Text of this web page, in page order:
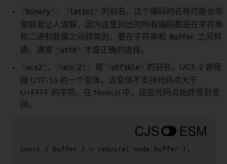
'binary' ： 'latin1'
的别名。这个编码的名称可能会非
常容易让人误解，因为这里列出的所有编码都是在字符串
和二进制数据之间转换的。要在字符串和
Buffer 之间转
换，通常
'utf8' 才是正确的选择。
'ucs2' 、 'ucs-2' ：是 'utf16le'
的别名。UCS-2 曾经
指 UTF-16 的一个变体，该变体不支持代码点大于
U+FFFF 的字符。在 Node.js 中，这些代码点始终受到支
持。
const { Buffer } = require ( 'node:buffer' );